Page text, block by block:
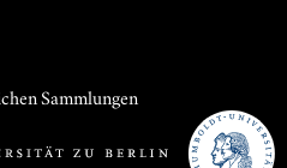
Sammlungen